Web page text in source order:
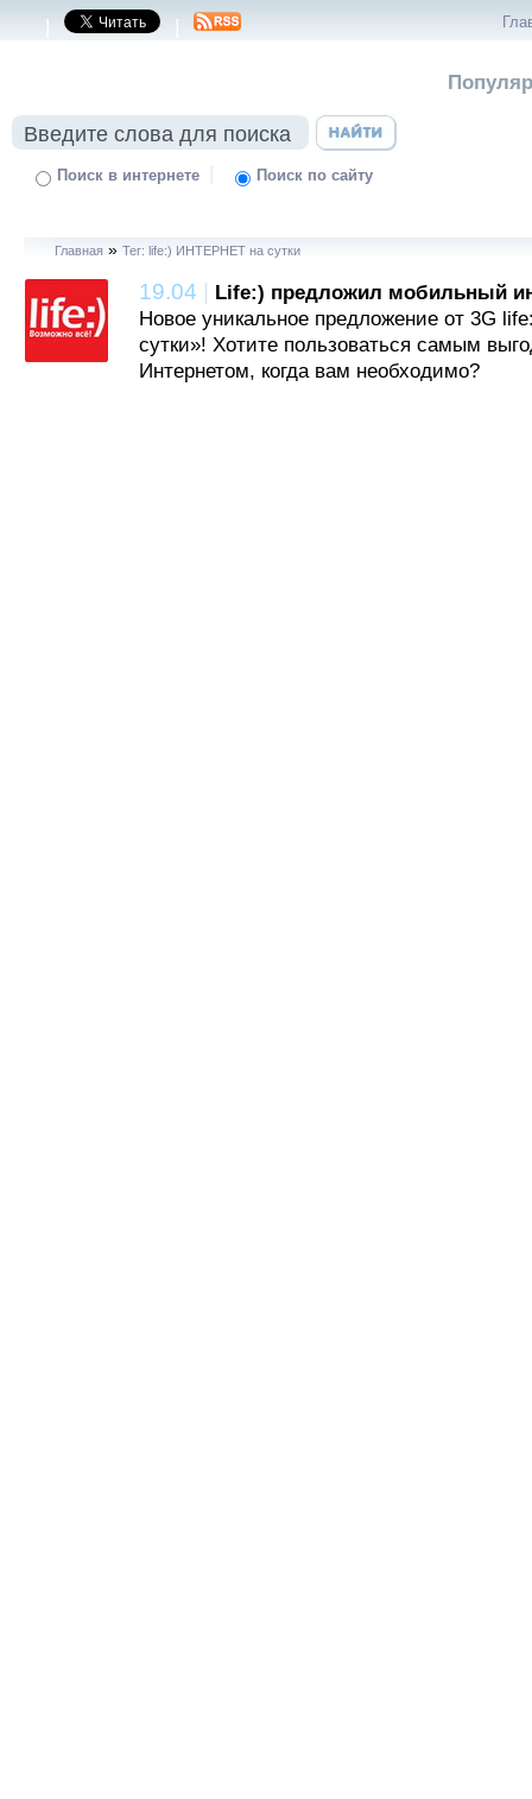
| |
Поиск в интернете | Поиск по сайту
Главная » Тег: life:) ИНТЕРНЕТ на сутки
19.04
Life:) предложил мобильный
Новое уникальное предложение от 3G
сутки»! Хотите пользоваться самым
Интернетом, когда вам необходимо?